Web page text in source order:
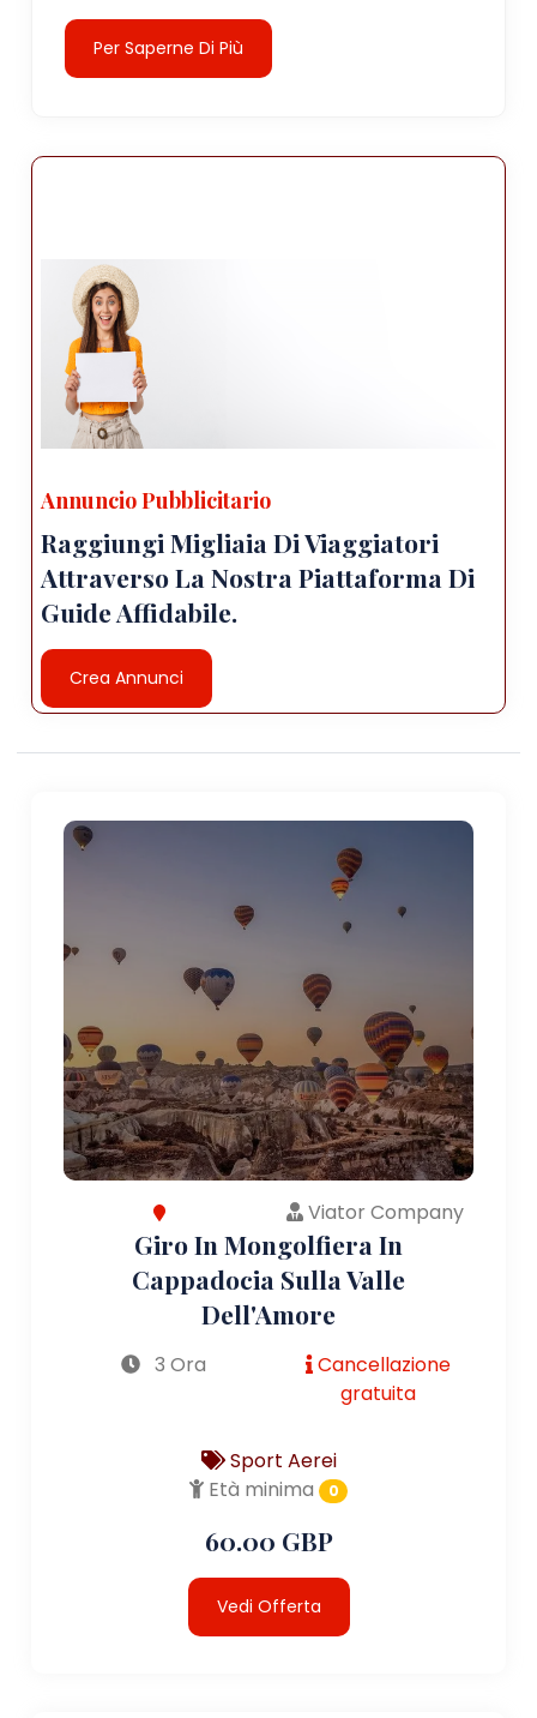
Per Saperne Di Più
Annuncio Pubblicitario
Raggiungi Migliaia Di Viaggiatori
Attraverso La Nostra Piattaforma Di
Guide Affidabile.
Crea Annunci
Viator Company
Giro In Mongolfiera In
Cappadocia Sulla Valle
Dell'Amore
3 Ora
Cancellazione
gratuita
Sport Aerei
Età minima
0
60.00 GBP
Vedi Offerta